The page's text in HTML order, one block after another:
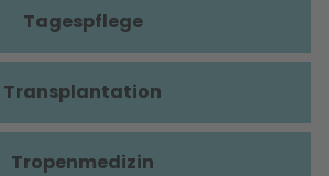
Tagespflege
Transplantation
Tropenmedizin